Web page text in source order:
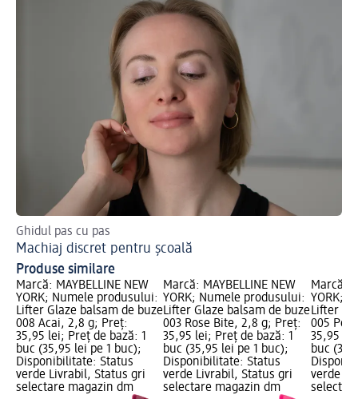
Ghidul pas cu pas
Machiaj discret pentru școală
Produse similare
Marcă: MAYBELLINE NEW
YORK; Numele produsului:
Lifter Glaze balsam de buze
008 Acai, 2,8 g; Preț:
35,95 lei; Preț de bază: 1
buc (35,95 lei pe 1 buc);
Disponibilitate: Status
verde Livrabil, Status gri
selectare magazin dm
Marcă: MAYBELLINE NEW
YORK; Numele produsului:
Lifter Glaze balsam de buze
003 Rose Bite, 2,8 g; Preț:
35,95 lei; Preț de bază: 1
buc (35,95 lei pe 1 buc);
Disponibilitate: Status
verde Livrabil, Status gri
selectare magazin dm
Marcă:
YORK;
Lifter
005
35,95
buc
verde